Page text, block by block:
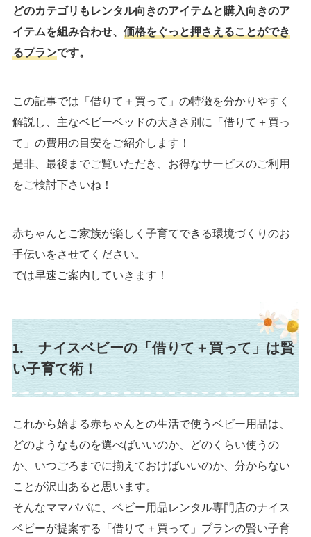
どのカテゴリもレンタル向きのアイテムと購入向きのア
イテムを組み合わせ、 価格をぐっと押さえることができ
るプランです。
この記事では「借りて＋買って」の特徴を分かりやすく
解説し、主なベビーベッドの大きさ別に「借りて＋買っ
て」の費用の目安をご紹介します！
是非、最後までご覧いただき、お得なサービスのご利用
をご検討下さいね！
赤ちゃんとご家族が楽しく子育てできる環境づくりのお
手伝いをさせてください。
では早速ご案内していきます！
1. ナイスベビーの「借りて＋買って」は賢
い子育て術！
これから始まる赤ちゃんとの生活で使うベビー用品は、
どのようなものを選べばいいのか、どのくらい使うの
か、いつごろまでに揃えておけばいいのか、分からない
ことが沢山あると思います。
そんなママパパに、ベビー用品レンタル専門店のナイス
ベビーが提案する「借りて＋買って」プランの賢い子育